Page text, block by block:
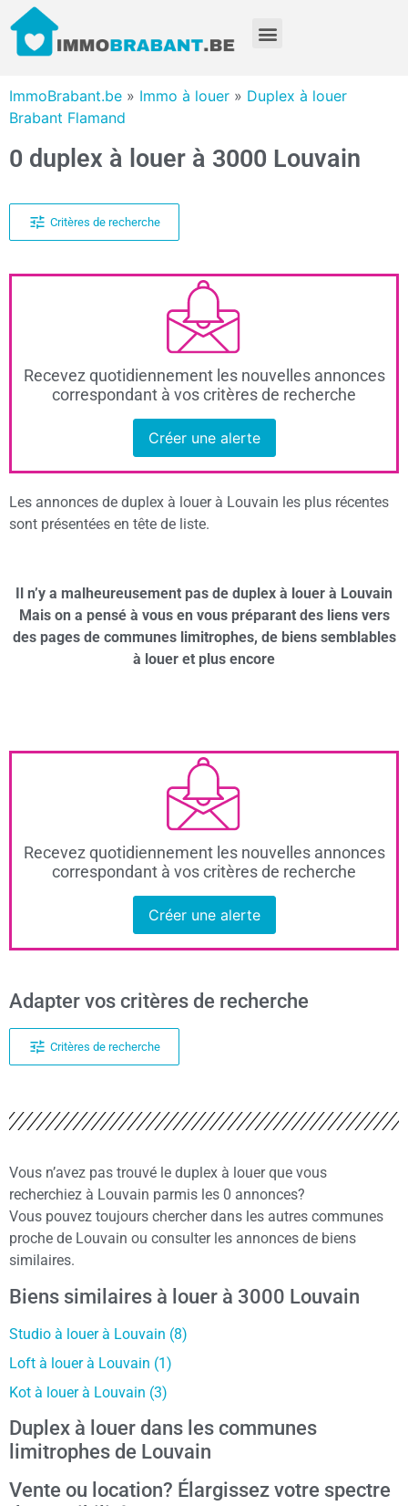
ImmoBrabant.be » Immo à louer » Duplex à louer
Brabant Flamand
0 duplex à louer à 3000 Louvain
Critères de recherche
Recevez quotidiennement les nouvelles annonces
correspondant à vos critères de recherche
Créer une alerte
Les annonces de duplex à louer à Louvain les plus récentes
sont présentées en tête de liste.
Il n’y a malheureusement pas de duplex à louer à Louvain
Mais on a pensé à vous en vous préparant des liens vers
des pages de communes limitrophes, de biens semblables
à louer et plus encore
Recevez quotidiennement les nouvelles annonces
correspondant à vos critères de recherche
Créer une alerte
Adapter vos critères de recherche
Critères de recherche
Vous n’avez pas trouvé le duplex à louer que vous
recherchiez à Louvain parmis les 0 annonces?
Vous pouvez toujours chercher dans les autres communes
proche de Louvain ou consulter les annonces de biens
similaires.
Biens similaires à louer à 3000 Louvain
Studio à louer à Louvain (8)
Loft à louer à Louvain (1)
Kot à louer à Louvain (3)
Duplex à louer dans les communes
limitrophes de Louvain
Vente ou location? Élargissez votre spectre